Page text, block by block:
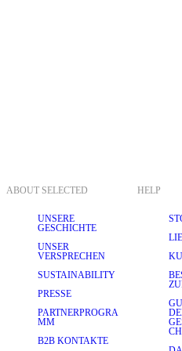
ABOUT SELECTED
UNSERE
GESCHICHTE
UNSER
VERSPRECHEN
SUSTAINABILITY
PRESSE
PARTNERPROGRA
MM
B2B KONTAKTE
HELP